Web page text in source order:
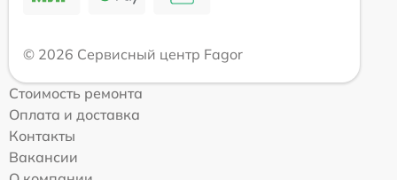
© 2026 Сервисный центр Fagor
Стоимость ремонта
Оплата и доставка
Контакты
Вакансии